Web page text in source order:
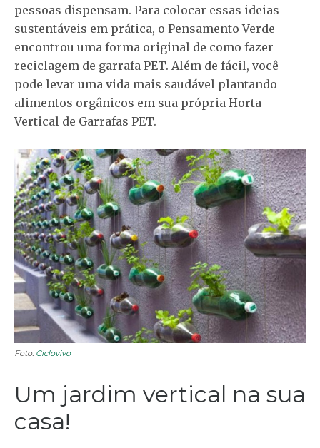
pessoas dispensam. Para colocar essas ideias
sustentáveis em prática, o Pensamento Verde
encontrou uma forma original de como fazer
reciclagem de garrafa PET. Além de fácil, você
pode levar uma vida mais saudável plantando
alimentos orgânicos em sua própria Horta
Vertical de Garrafas PET.
Foto: Ciclovivo
Um jardim vertical na sua
casa!